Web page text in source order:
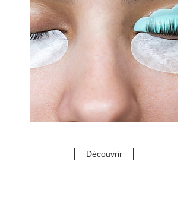
Découvrir